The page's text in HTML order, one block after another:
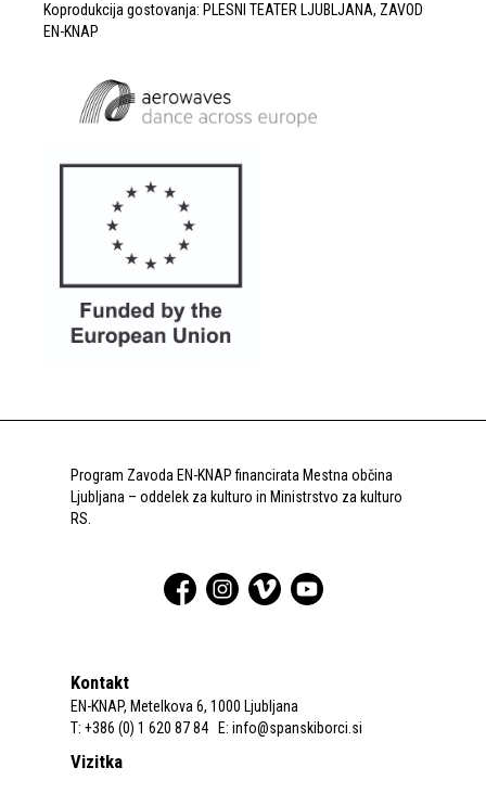
Koprodukcija gostovanja: PLESNI TEATER LJUBLJANA, ZAVOD
EN-KNAP
Program Zavoda EN-KNAP financirata Mestna občina
Ljubljana – oddelek za kulturo in Ministrstvo za kulturo
RS.
Kontakt
EN-KNAP, Metelkova 6, 1000 Ljubljana
T: +386 (0) 1 620 87 84 E: info@spanskiborci.si
Vizitka